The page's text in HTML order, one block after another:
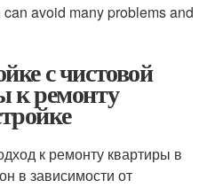
avoid many problems and
с чистовой
к ремонту
к ремонту квартиры в
в зависимости от